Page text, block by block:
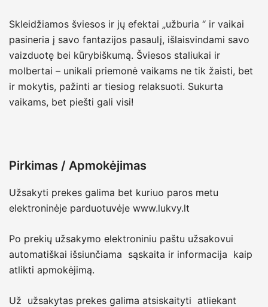
Skleidžiamos šviesos ir jų efektai „užburia “ ir vaikai
pasineria į savo fantazijos pasaulį, išlaisvindami savo
vaizduotę bei kūrybiškumą. Šviesos staliukai ir
molbertai – unikali priemonė vaikams ne tik žaisti, bet
ir mokytis, pažinti ar tiesiog relaksuoti. Sukurta
vaikams, bet piešti gali visi!
Pirkimas / Apmokėjimas
Užsakyti prekes galima bet kuriuo paros metu
elektroninėje parduotuvėje www.lukvy.lt
Po prekių užsakymo elektroniniu paštu užsakovui
automatiškai išsiunčiama sąskaita ir informacija kaip
atlikti apmokėjimą.
Už užsakytas prekes galima atsiskaityti atliekant